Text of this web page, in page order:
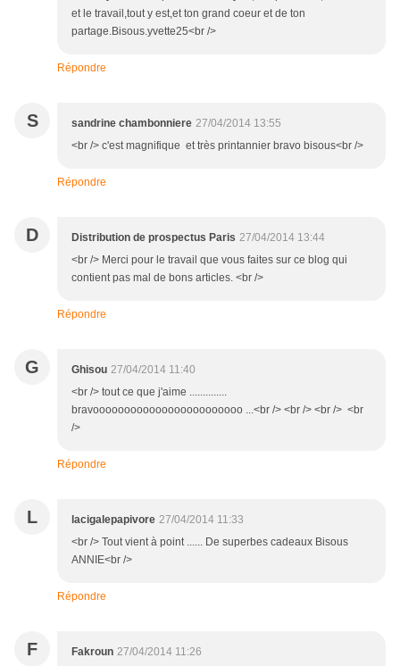
et le travail,tout y est,et ton grand coeur et de ton
partage.Bisous.yvette25<br />
Répondre
S sandrine chambonniere 27/04/2014 13:55
<br /> c'est magnifique et très printannier bravo bisous<br />
Répondre
D Distribution de prospectus Paris 27/04/2014 13:44
<br /> Merci pour le travail que vous faites sur ce blog qui
contient pas mal de bons articles. <br />
Répondre
G Ghisou 27/04/2014 11:40
<br /> tout ce que j'aime ..............
bravoooooooooooooooooooooooo ...<br /> <br /> <br /> <br
/>
Répondre
L lacigalepapivore 27/04/2014 11:33
<br /> Tout vient à point ...... De superbes cadeaux Bisous
ANNIE<br />
Répondre
F Fakroun 27/04/2014 11:26